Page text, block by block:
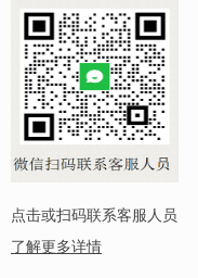
点击或扫码联系客服人员
了解更多详情